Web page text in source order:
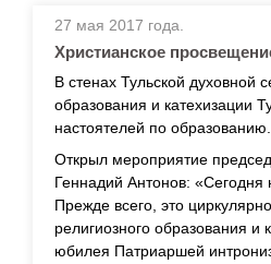
27 мая 2017 года.
Христианское
В стенах Тульской духовной
образования и катехизации
настоятелей по образованию.
Открыл мероприятие
Геннадий Антонов: «Сегодня
Прежде всего, это
религиозного образования и
юбилея Патриаршей